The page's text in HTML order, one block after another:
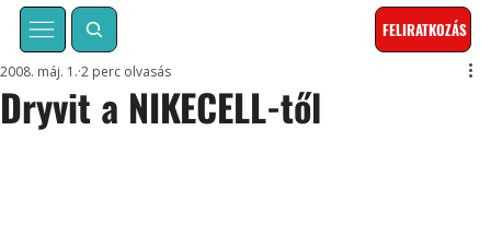
FELIRATKOZÁS
Dryvit a NIKECELL-től
2008. máj. 1. 2 perc olvasás